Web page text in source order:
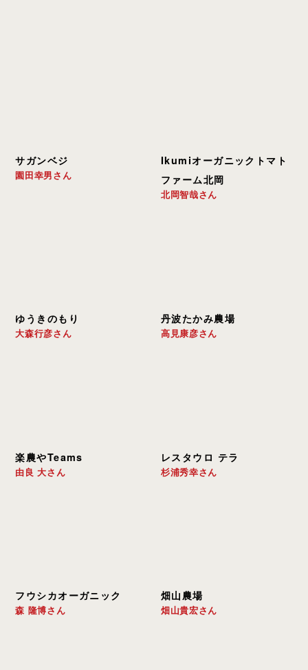
サガンベジ
園田幸男さん
Ikumiオーガニックトマト
ファーム北岡
北岡智哉さん
ゆうきのもり
大森行彦さん
丹波たかみ農場
高見康彦さん
楽農やTeams
由良 大さん
レスタウロ テラ
杉浦秀幸さん
フウシカオーガニック
森 隆博さん
畑山農場
畑山貴宏さん